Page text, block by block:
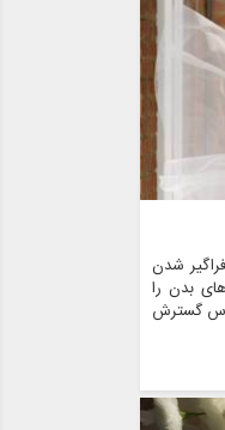
شدن
بدن را
گسترش